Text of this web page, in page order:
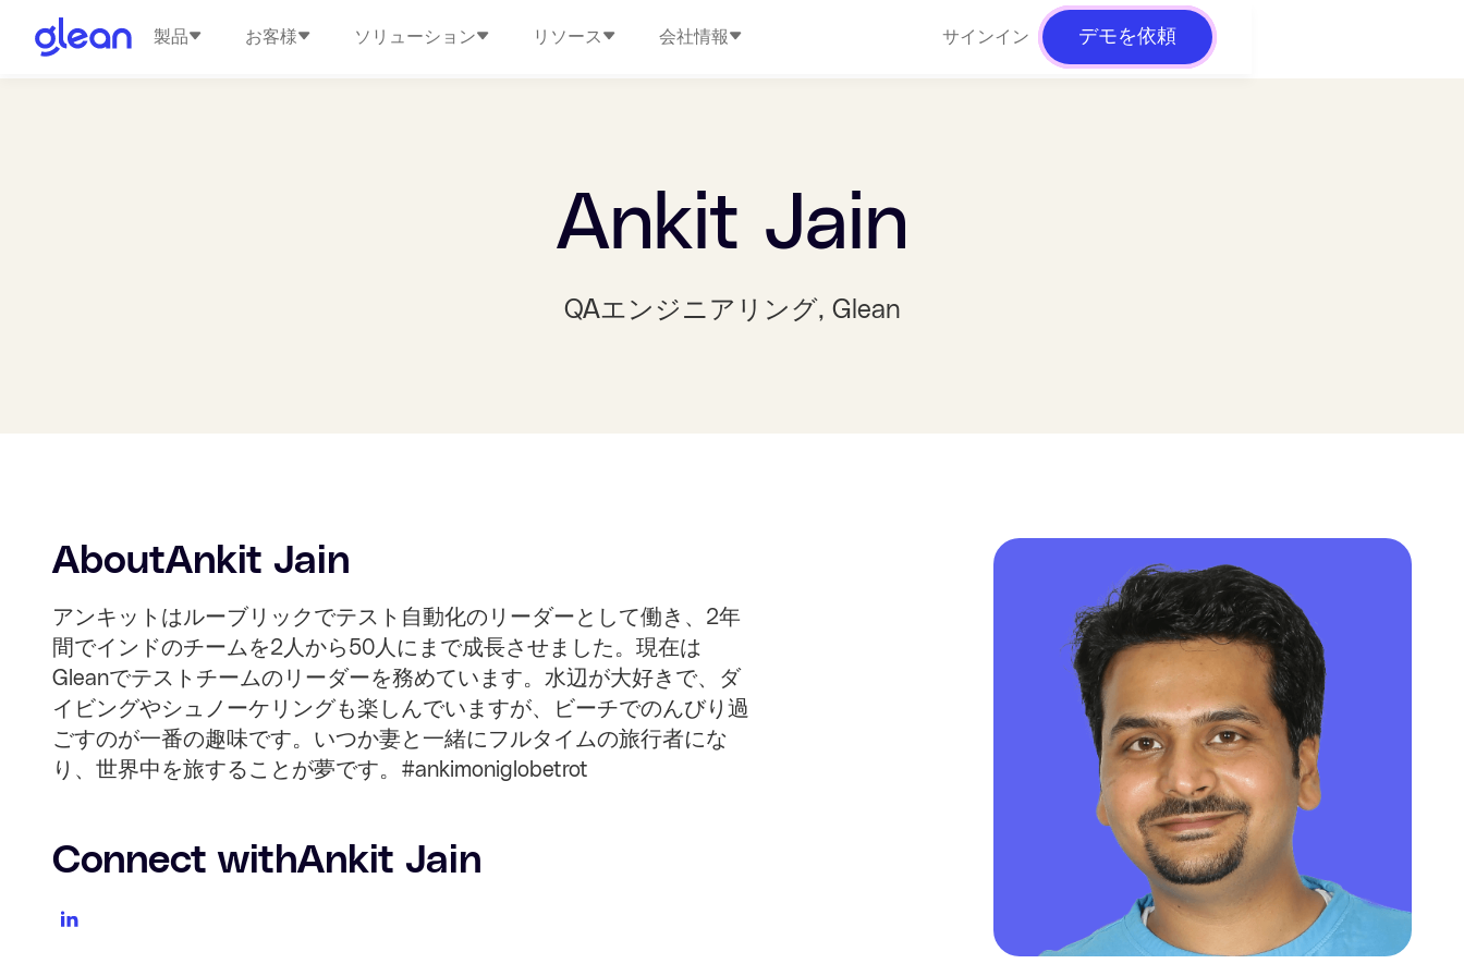
製品 お客様 ソリューション リソース 会社情報 サインイン デモを依頼
Ankit Jain
QAエンジニアリング, Glean
AboutAnkit Jain
アンキットはルーブリックでテスト自動化のリーダーとして働き、2年
間でインドのチームを2人から50人にまで成長させました。現在は
Gleanでテストチームのリーダーを務めています。水辺が大好きで、ダ
イビングやシュノーケリングも楽しんでいますが、ビーチでのんびり過
ごすのが一番の趣味です。いつか妻と一緒にフルタイムの旅行者にな
り、世界中を旅することが夢です。#ankimoniglobetrot
Connect withAnkit Jain